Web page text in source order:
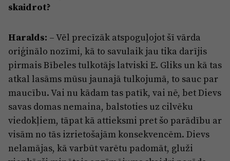
skaidrot?
Haralds: – Vēl precīzāk atspoguļojot šī vārda
oriģinālo nozīmi, kā to savulaik jau tika darījis
pirmais Bībeles tulkotājs latviski E. Gliks un kā tas
atkal lasāms mūsu jaunajā tulkojumā, to sauc par
maucību. Vai nu kādam tas patīk, vai nē, bet Dievs
savas domas nemaina, balstoties uz cilvēku
viedokļiem, tāpat kā attieksmi pret šo parādību ar
visām no tās izrietošajām konsekvencēm. Dievs
nelamājas, kā varbūt varētu padomāt, gluži